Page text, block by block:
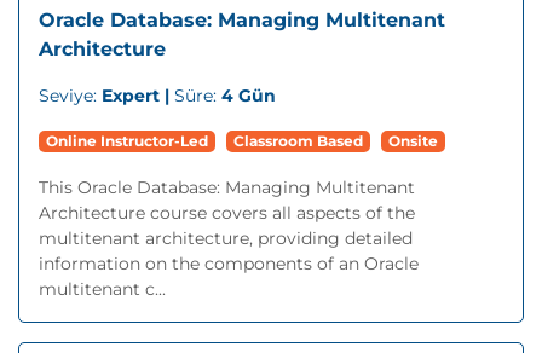
Oracle Database: Managing Multitenant
Architecture
Seviye: Expert | Süre: 4 Gün
Online Instructor-Led Classroom Based Onsite
This Oracle Database: Managing Multitenant
Architecture course covers all aspects of the
multitenant architecture, providing detailed
information on the components of an Oracle
multitenant c...